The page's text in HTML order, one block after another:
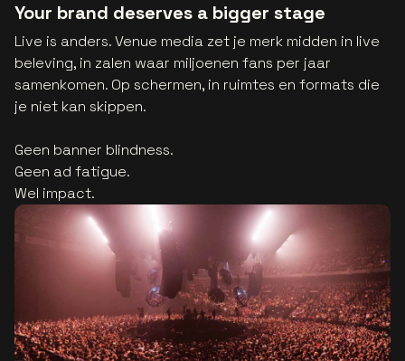
Your brand deserves a bigger stage
Live is anders. Venue media zet je merk midden in live
beleving, in zalen waar miljoenen fans per jaar
samenkomen. Op schermen, in ruimtes en formats die
je niet kan skippen.
Geen banner blindness.
Geen ad fatigue.
Wel impact.